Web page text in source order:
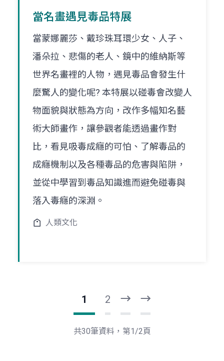
當名畫遇見毒品特展
當蒙娜麗莎、戴珍珠耳環少女、人子、
潘朵拉、悲傷的老人、鏡中的維納斯等
世界名畫裡的人物，遇見毒品會發生什
麼驚人的變化呢? 本特展以碰毒會改變人
物面貌與狀態為方向，改作多幅知名藝
術大師畫作，讓參觀者能透過畫作對
比，看見吸毒成癮的可怕、了解毒品的
成癮機制以及各種毒品的危害與陷阱，
並從中學習到毒品知識進而避免碰毒與
落入毒癮的深淵。
人類文化
1 2
一
頁
後
一
共30筆資料，第1/2頁